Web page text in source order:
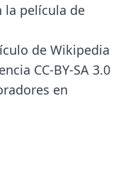
la película de
de Wikipedia
CC-BY-SA 3.0
en